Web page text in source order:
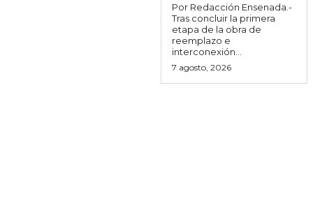
Por Redacción Ensenada.-
Tras concluir la primera
etapa de la obra de
reemplazo e
interconexión...
7 agosto, 2026